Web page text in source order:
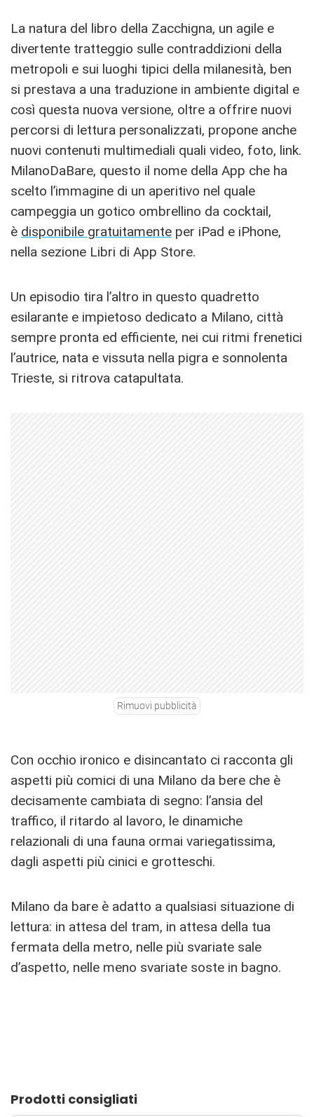
La natura del libro della Zacchigna, un agile e
divertente tratteggio sulle contraddizioni della
metropoli e sui luoghi tipici della milanesità, ben
si prestava a una traduzione in ambiente digital e
così questa nuova versione, oltre a offrire nuovi
percorsi di lettura personalizzati, propone anche
nuovi contenuti multimediali quali video, foto, link.
MilanoDaBare, questo il nome della App che ha
scelto l’immagine di un aperitivo nel quale
campeggia un gotico ombrellino da cocktail,
è disponibile gratuitamente per iPad e iPhone,
nella sezione Libri di App Store.
Un episodio tira l’altro in questo quadretto
esilarante e impietoso dedicato a Milano, città
sempre pronta ed efficiente, nei cui ritmi frenetici
l’autrice, nata e vissuta nella pigra e sonnolenta
Trieste, si ritrova catapultata.
Rimuovi pubblicità
Con occhio ironico e disincantato ci racconta gli
aspetti più comici di una Milano da bere che è
decisamente cambiata di segno: l’ansia del
traffico, il ritardo al lavoro, le dinamiche
relazionali di una fauna ormai variegatissima,
dagli aspetti più cinici e grotteschi.
Milano da bare è adatto a qualsiasi situazione di
lettura: in attesa del tram, in attesa della tua
fermata della metro, nelle più svariate sale
d’aspetto, nelle meno svariate soste in bagno.
Prodotti consigliati